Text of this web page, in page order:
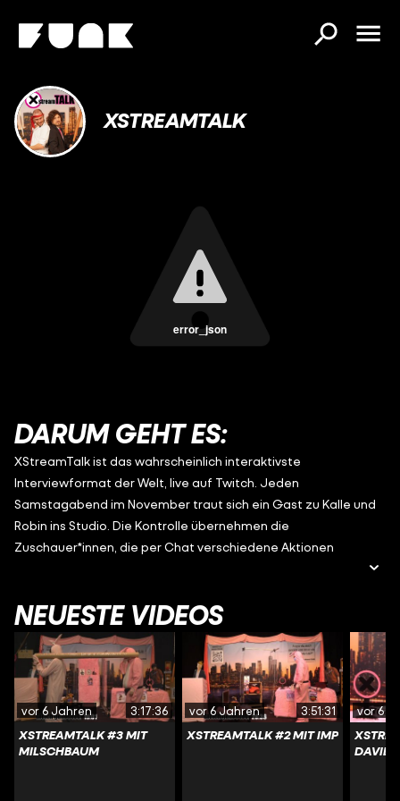
XSTREAMTALK
error_json
DARUM GEHT ES:
XStreamTalk ist das wahrscheinlich interaktivste
Interviewformat der Welt, live auf Twitch. Jeden
Samstagabend im November traut sich ein Gast zu Kalle und
Robin ins Studio. Die Kontrolle übernehmen die
Zuschauer*innen, die per Chat verschiedene Aktionen
NEUESTE VIDEOS
3:17:36
vor 6 Jahren
XSTREAMTALK #3 MIT
MILSCHBAUM
3:51:31
vor 6 Jahren
XSTREAMTALK #2 MIT IMP
vor 6
DAVID